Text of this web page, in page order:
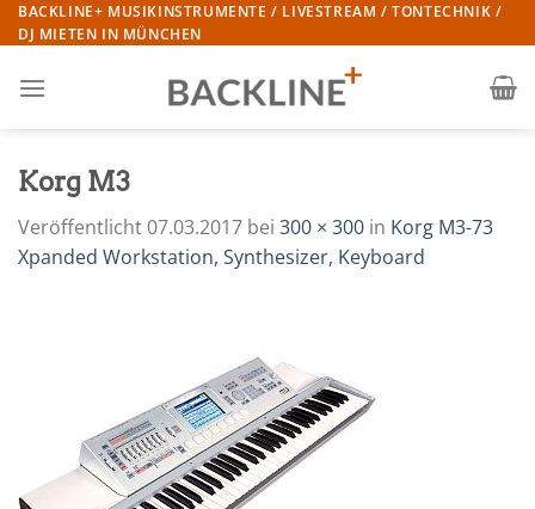
Zum
Inhalt
BACKLINE+ MUSIKINSTRUMENTE / LIVESTREAM / TONTECHNIK /
DJ MIETEN IN MÜNCHEN
Korg M3
Veröffentlicht 07.03.2017 bei 300 × 300 in Korg M3-73
Xpanded Workstation, Synthesizer, Keyboard